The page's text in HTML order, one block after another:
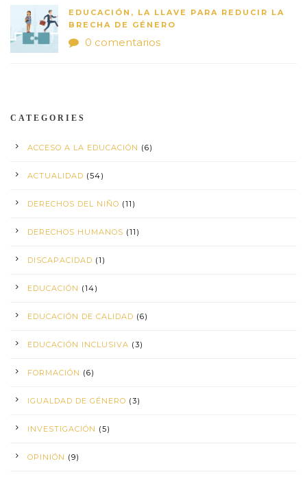
EDUCACIÓN, LA LLAVE PARA REDUCIR LA
BRECHA DE GÉNERO
0 comentarios
CATEGORIES
ACCESO A LA EDUCACIÓN (6)
ACTUALIDAD (54)
DERECHOS DEL NIÑO (11)
DERECHOS HUMANOS (11)
DISCAPACIDAD (1)
EDUCACIÓN (14)
EDUCACIÓN DE CALIDAD (6)
EDUCACIÓN INCLUSIVA (3)
FORMACIÓN (6)
IGUALDAD DE GÉNERO (3)
INVESTIGACIÓN (5)
OPINIÓN (9)